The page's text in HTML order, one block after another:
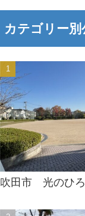
カテゴリー
吹田市 光のひ